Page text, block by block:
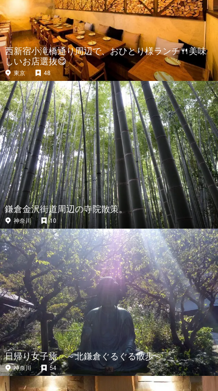
西新宿小滝橋通り周辺で、おひとり様ランチ🍴美味
しいお店選抜😋
東京 48
鎌倉金沢街道周辺の寺院散策。
神奈川 10
日帰り女子旅 ～北鎌倉ぐるぐる散歩～
神奈川 54